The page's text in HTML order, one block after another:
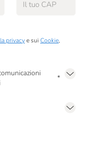
privacye sui Cookie,
*
di consenso prestato ai